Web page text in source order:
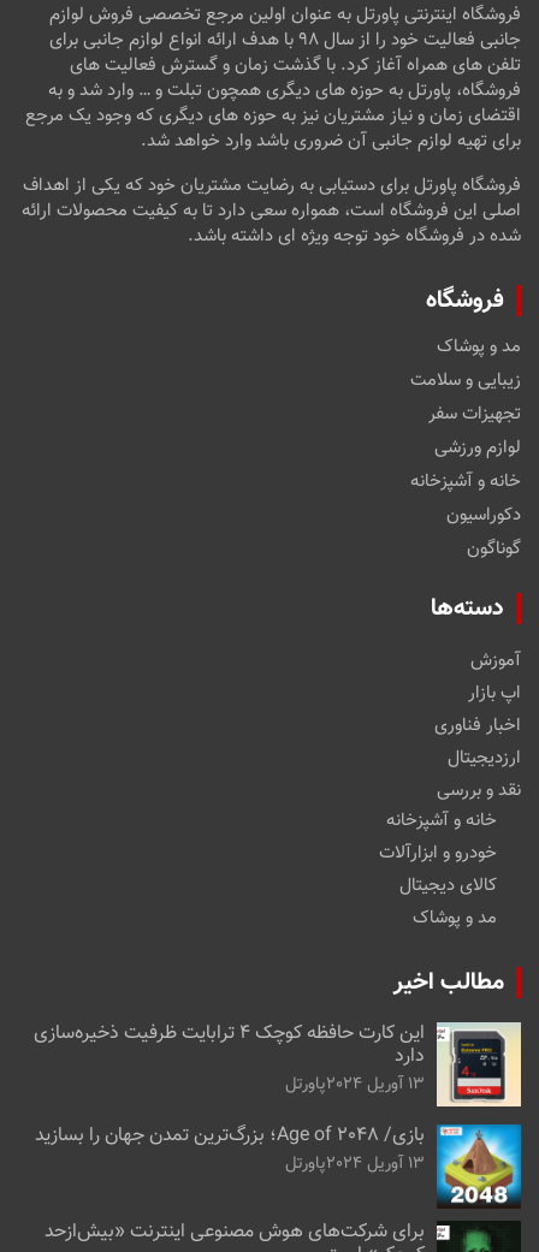
فروشگاه اینترنتی پاورتل به عنوان اولین مرجع تخصصی فروش لوازم
جانبی فعالیت خود را از سال ۹۸ با هدف ارائه انواع لوازم جانبی برای
تلفن های همراه آغاز کرد. با گذشت زمان و گسترش فعالیت های
فروشگاه، پاورتل به حوزه های دیگری همچون تبلت و … وارد شد و به
اقتضای زمان و نیاز مشتریان نیز به حوزه های دیگری که وجود یک مرجع
برای تهیه لوازم جانبی آن ضروری باشد وارد خواهد شد.
فروشگاه پاورتل برای دستیابی به رضایت مشتریان خود که یکی از اهداف
اصلی این فروشگاه است، همواره سعی دارد تا به کیفیت محصولات ارائه
شده در فروشگاه خود توجه ویژه ای داشته باشد.
فروشگاه
مد و پوشاک
زیبایی و سلامت
تجهیزات سفر
لوازم ورزشی
خانه و آشپزخانه
دکوراسیون
گوناگون
دسته‌ها
آموزش
اپ بازار
اخبار فناوری
ارزدیجیتال
نقد و بررسی
خانه و آشپزخانه
خودرو و ابزارآلات
کالای دیجیتال
مد و پوشاک
مطالب اخیر
این کارت حافظه کوچک ۴ ترابایت ظرفیت ذخیره‌سازی
دارد
13 آوریل 2024 پاورتل
بازی/ Age of 2048؛ بزرگ‌ترین تمدن جهان را بسازید
13 آوریل 2024 پاورتل
برای شرکت‌های هوش مصنوعی اینترنت «بیش‌از‌حد